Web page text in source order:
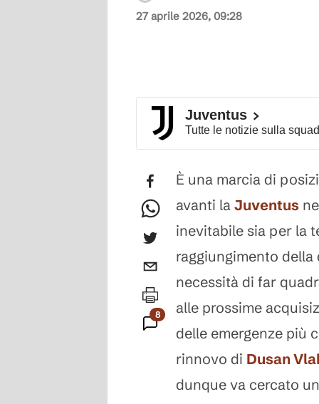
27 aprile 2026, 09:28
Juventus
Tutte le notizie sulla
8
Commenti
È una marcia di
avanti la Juventus
inevitabile sia per la
raggiungimento
necessità di far
alle prossime
delle emergenze più
rinnovo di Dusan
dunque va cercato